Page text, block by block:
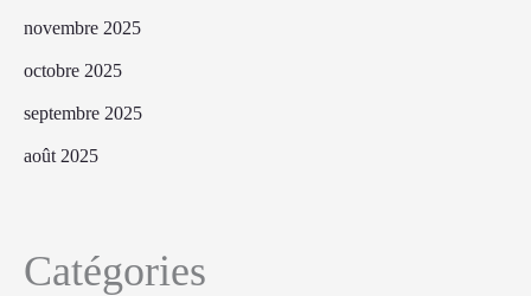
novembre 2025
octobre 2025
septembre 2025
août 2025
Catégories